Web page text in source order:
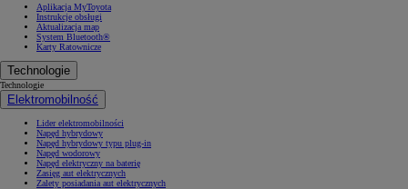
Aplikacja MyToyota
Instrukcje obsługi
Aktualizacja map
System Bluetooth®
Karty Ratownicze
Technologie
Technologie
Elektromobilność
Lider elektromobilności
Napęd hybrydowy
Napęd hybrydowy typu plug-in
Napęd wodorowy
Napęd elektryczny na baterię
Zasięg aut elektrycznych
Zalety posiadania aut elektrycznych